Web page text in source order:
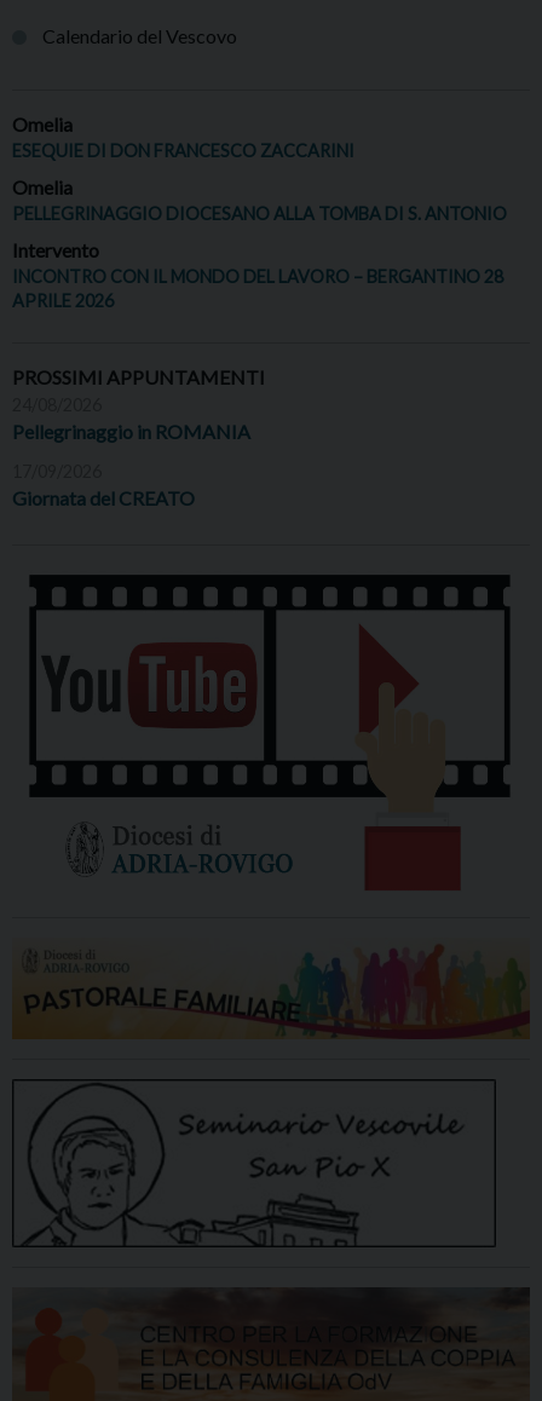
Calendario del Vescovo
Omelia
ESEQUIE DI DON FRANCESCO ZACCARINI
Omelia
PELLEGRINAGGIO DIOCESANO ALLA TOMBA DI S. ANTONIO
Intervento
INCONTRO CON IL MONDO DEL LAVORO – BERGANTINO 28
APRILE 2026
PROSSIMI APPUNTAMENTI
Pellegrinaggio in ROMANIA
Giornata del CREATO